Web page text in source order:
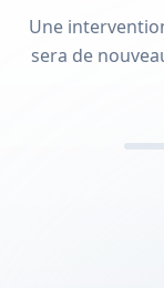
Une
sera de